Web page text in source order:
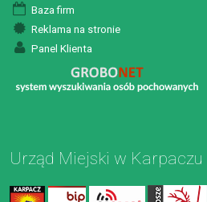
Baza firm
Reklama na stronie
Panel Klienta
Urząd Miejski w Karpaczu